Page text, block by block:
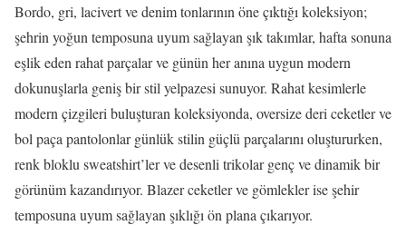
Bordo, gri, lacivert ve denim tonlarının öne çıktığı koleksiyon;
şehrin yoğun temposuna uyum sağlayan şık takımlar, hafta sonuna
eşlik eden rahat parçalar ve günün her anına uygun modern
dokunuşlarla geniş bir stil yelpazesi sunuyor. Rahat kesimlerle
modern çizgileri buluşturan koleksiyonda, oversize deri ceketler ve
bol paça pantolonlar günlük stilin güçlü parçalarını oluştururken,
renk bloklu sweatshirt’ler ve desenli trikolar genç ve dinamik bir
görünüm kazandırıyor. Blazer ceketler ve gömlekler ise şehir
temposuna uyum sağlayan şıklığı ön plana çıkarıyor.